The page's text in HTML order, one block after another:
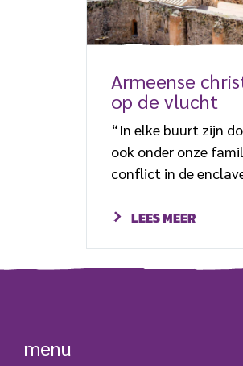
Armeense
op de vlucht
“In elke buurt zijn
ook onder onze
conflict in de
van Azerbeidzjan is
bloedvergieten”,
LEES MEER
menu